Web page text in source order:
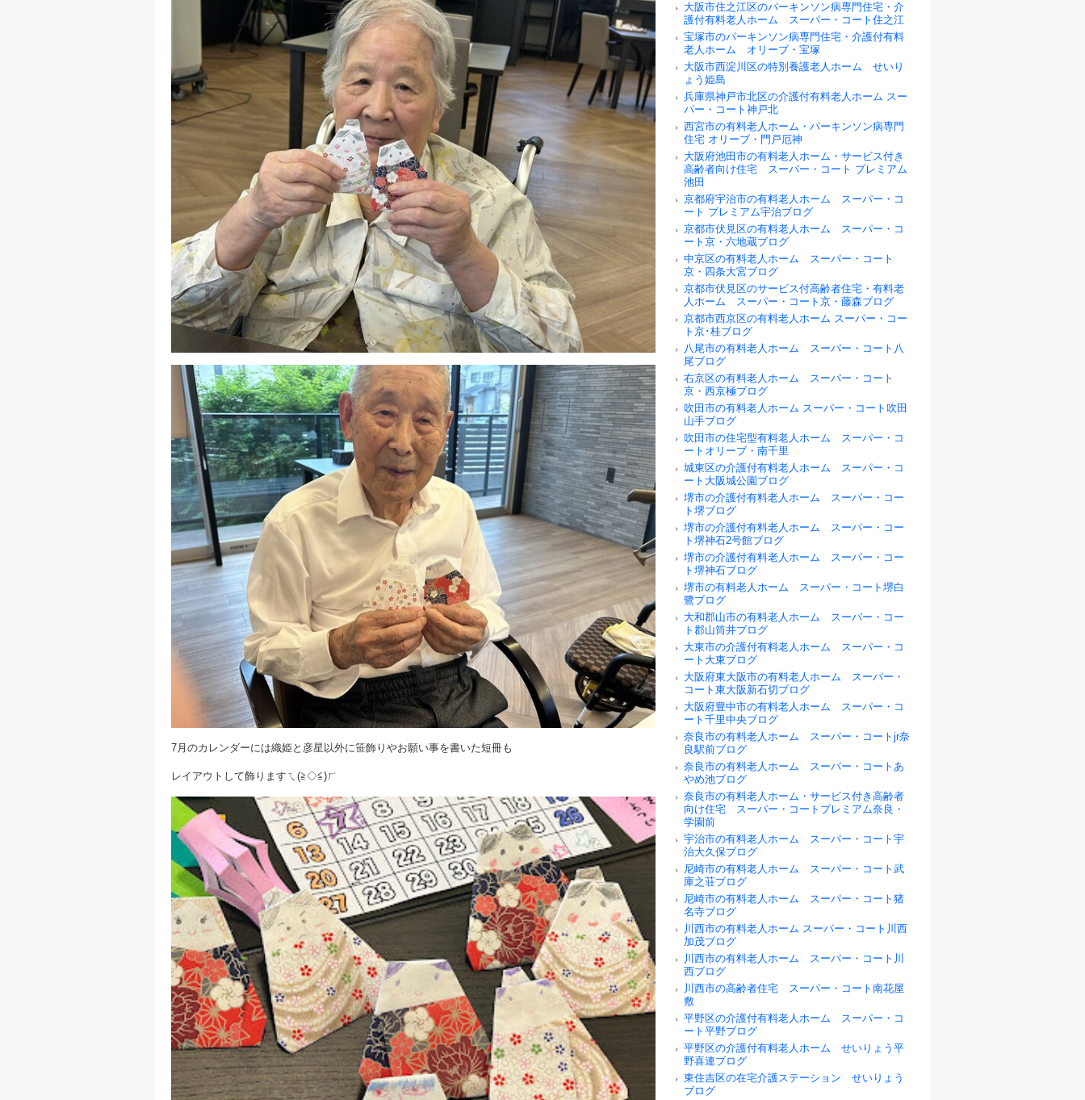
7月のカレンダーには織姫と彦星以外に笹飾りやお願い事を書いた短冊も
レイアウトして飾りますㄟ(≧◇≦)ㄏ
大阪市住之江区のパーキンソン病専門住宅・介
護付有料老人ホーム スーパー・コート住之江
宝塚市のパーキンソン病専門住宅・介護付有料
老人ホーム オリーブ・宝塚
大阪市西淀川区の特別養護老人ホーム せいり
ょう姫島
兵庫県神戸市北区の介護付有料老人ホーム スー
パー・コート神戸北
西宮市の有料老人ホーム・パーキンソン病専門
住宅 オリーブ・門戸厄神
大阪府池田市の有料老人ホーム・サービス付き
高齢者向け住宅 スーパー・コート プレミアム
池田
京都府宇治市の有料老人ホーム スーパー・コ
ート プレミアム宇治ブログ
京都市伏見区の有料老人ホーム スーパー・コ
ート京・六地蔵ブログ
中京区の有料老人ホーム スーパー・コート
京・四条大宮ブログ
京都市伏見区のサービス付高齢者住宅・有料老
人ホーム スーパー・コート京・藤森ブログ
京都市西京区の有料老人ホーム スーパー・コー
ト京･桂ブログ
八尾市の有料老人ホーム スーパー・コート八
尾ブログ
右京区の有料老人ホーム スーパー・コート
京・西京極ブログ
吹田市の有料老人ホーム スーパー・コート吹田
山手ブログ
吹田市の住宅型有料老人ホーム スーパー・コ
ートオリーブ・南千里
城東区の介護付有料老人ホーム スーパー・コ
ート大阪城公園ブログ
堺市の介護付有料老人ホーム スーパー・コー
ト堺ブログ
堺市の介護付有料老人ホーム スーパー・コー
ト堺神石2号館ブログ
堺市の介護付有料老人ホーム スーパー・コー
ト堺神石ブログ
堺市の有料老人ホーム スーパー・コート堺白
鷺ブログ
大和郡山市の有料老人ホーム スーパー・コー
ト郡山筒井ブログ
大東市の介護付有料老人ホーム スーパー・コ
ート大東ブログ
大阪府東大阪市の有料老人ホーム スーパー・
コート東大阪新石切ブログ
大阪府豊中市の有料老人ホーム スーパー・コ
ート千里中央ブログ
奈良市の有料老人ホーム スーパー・コートjr奈
良駅前ブログ
奈良市の有料老人ホーム スーパー・コートあ
やめ池ブログ
奈良市の有料老人ホーム・サービス付き高齢者
向け住宅 スーパー・コートプレミアム奈良・
学園前
宇治市の有料老人ホーム スーパー・コート宇
治大久保ブログ
尼崎市の有料老人ホーム スーパー・コート武
庫之荘ブログ
尼崎市の有料老人ホーム スーパー・コート猪
名寺ブログ
川西市の有料老人ホーム スーパー・コート川西
加茂ブログ
川西市の有料老人ホーム スーパー・コート川
西ブログ
川西市の高齢者住宅 スーパー・コート南花屋
敷
平野区の介護付有料老人ホーム スーパー・コ
ート平野ブログ
平野区の介護付有料老人ホーム せいりょう平
野喜連ブログ
東住吉区の在宅介護ステーション せいりょう
ブログ